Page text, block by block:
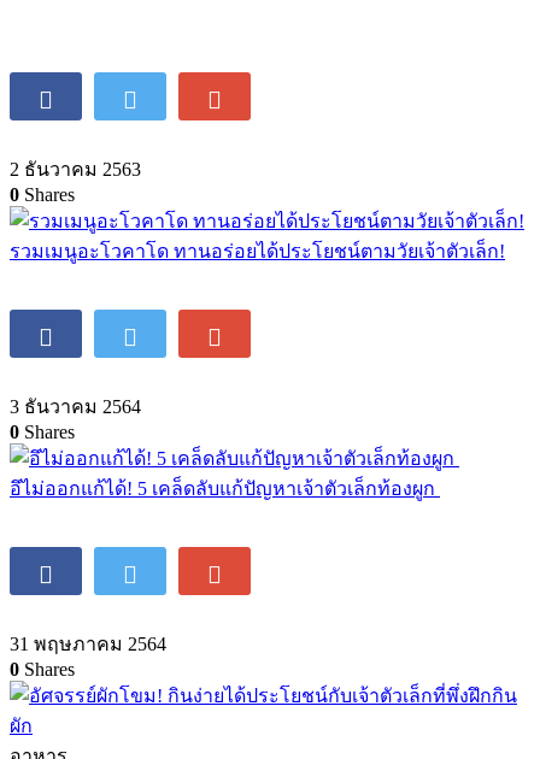
2 ธันวาคม 2563
0 Shares
รวมเมนูอะโวคาโด ทานอร่อยได้ประโยชน์ตามวัยเจ้าตัวเล็ก!
3 ธันวาคม 2564
0 Shares
อึไม่ออกแก้ได้! 5 เคล็ดลับแก้ปัญหาเจ้าตัวเล็กท้องผูก
31 พฤษภาคม 2564
0 Shares